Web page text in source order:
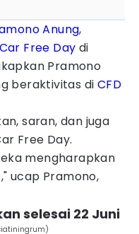
Anung,
Car Free Day di
Pramono
beraktivitas di CFD
saran, dan juga
Free Day.
mengharapkan
ucap Pramono,
selesai 22 Juni